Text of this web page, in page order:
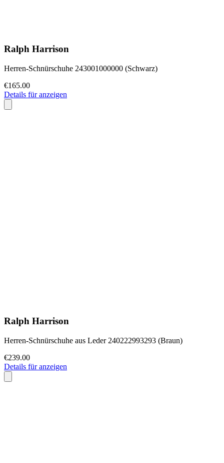
Ralph Harrison
Herren-Schnürschuhe 243001000000 (Schwarz)
€165.00
Details für anzeigen
Ralph Harrison
Herren-Schnürschuhe aus Leder 240222993293 (Braun)
€239.00
Details für anzeigen